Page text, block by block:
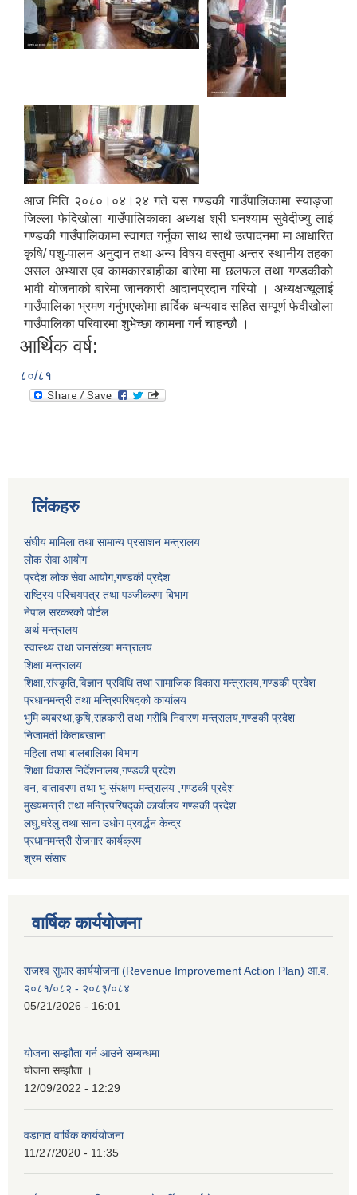
आज मिति २०८०।०४।२४ गते यस गण्डकी गाउँपालिकामा स्याङ्जा
जिल्ला फेदिखोला गाउँपालिकाका अध्यक्ष श्री घनश्याम सुवेदीज्यु लाई
गण्डकी गाउँपालिकामा स्वागत गर्नुका साथ साथै उत्पादनमा मा आधारित
कृषि/ पशु-पालन अनुदान तथा अन्य विषय वस्तुमा अन्तर स्थानीय तहका
असल अभ्यास एव कामकारबाहीका बारेमा मा छलफल तथा गण्डकीको
भावी योजनाको बारेमा जानकारी आदानप्रदान गरियो । अध्यक्षज्यूलाई
गाउँपालिका भ्रमण गर्नुभएकोमा हार्दिक धन्यवाद सहित सम्पूर्ण फेदीखोला
गाउँपालिका परिवारमा शुभेच्छा कामना गर्न चाहन्छौ ।
आर्थिक वर्ष:
८०/८१
लिंकहरु
संघीय मामिला तथा सामान्य प्रसाशन मन्त्रालय
लोक सेवा आयोग
प्रदेश लोक सेवा आयोग,गण्डकी प्रदेश
राष्ट्रिय परिचयपत्र तथा पञ्जीकरण बिभाग
नेपाल सरकरको पोर्टल
अर्थ मन्त्रालय
स्वास्थ्य तथा जनसंख्या मन्त्रालय
शिक्षा मन्त्रालय
शिक्षा,संस्कृति,विज्ञान प्रविधि तथा सामाजिक विकास मन्त्रालय,गण्डकी प्रदेश
प्रधानमन्त्री तथा मन्त्रिपरिषद्को कार्यालय
भुमि ब्यबस्था,कृषि,सहकारी तथा गरीबि निवारण मन्त्रालय,गण्डकी प्रदेश
निजामती किताबखाना
महिला तथा बालबालिका बिभाग
शिक्षा विकास निर्देशनालय,गण्डकी प्रदेश
वन, वातावरण तथा भु-संरक्षण मन्त्रालय ,गण्डकी प्रदेश
मुख्यमन्त्री तथा मन्त्रिपरिषद्को कार्यालय गण्डकी प्रदेश
लघु,घरेलु तथा साना उधोग प्रवर्द्धन केन्द्र
प्रधानमन्त्री रोजगार कार्यक्रम
श्रम संसार
वार्षिक कार्ययोजना
राजश्व सुधार कार्ययोजना (Revenue Improvement Action Plan) आ.व.
२०८१/०८२ - २०८३/०८४
05/21/2026 - 16:01
योजना सम्झौता गर्न आउने सम्बन्धमा
योजना सम्झौता ।
12/09/2022 - 12:29
वडागत वार्षिक कार्ययोजना
11/27/2020 - 11:35